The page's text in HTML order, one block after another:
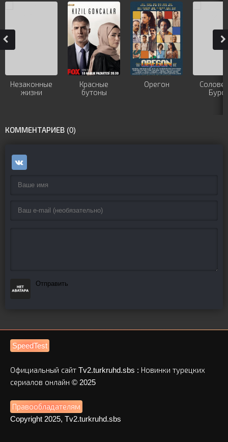
Незаконные
жизни
Красные
бутоны
Орегон
КОММЕНТАРИЕВ (0)
Отправить
SpeedTest
Официальный сайт Tv2.turkruhd.sbs : Новинки турецких
сериалов онлайн © 2025
Правообладателям
Copyright 2025, Tv2.turkruhd.sbs